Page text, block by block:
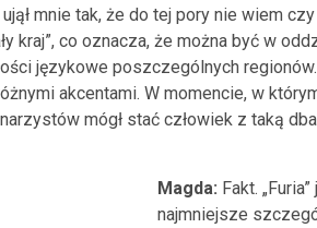
mnie tak, że do tej pory nie wiem
kraj”, co oznacza, że można być w
językowe poszczególnych
akcentami. W momencie, w
mógł stać człowiek z taką
Magda: Fakt.
najmniejsze